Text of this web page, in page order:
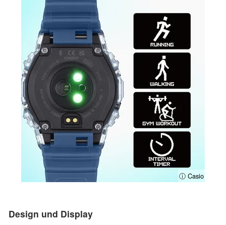
ⓘ Casio
Design und Display